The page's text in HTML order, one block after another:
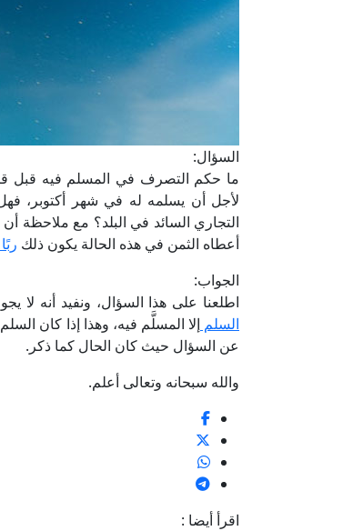
السؤال:
لأجل أن يسلمه له في شهر أكتوبر،
التجاري السائد في البلد؟ مع ملاحظة
أعطاه الثمن في هذه الحالة يكون ذلك ربًا
الجواب:
اطلعنا على هذا السؤال، ونفيد أنه
السلم إلا المسلَّم فيه، وهذا إذا كان
عن السؤال حيث كان الحال كما ذكر.
والله سبحانه وتعالى أعلم.
اقرأ أيضا :